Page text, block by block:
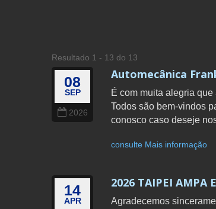
Resultado 1 - 13 do 13
08
SEP
2026
Automecânica
É com muita alegria
Todos são bem-vindos
conosco caso deseje
consulte Mais informação
14
APR
2026 TAIPEI AMPA
Agradecemos